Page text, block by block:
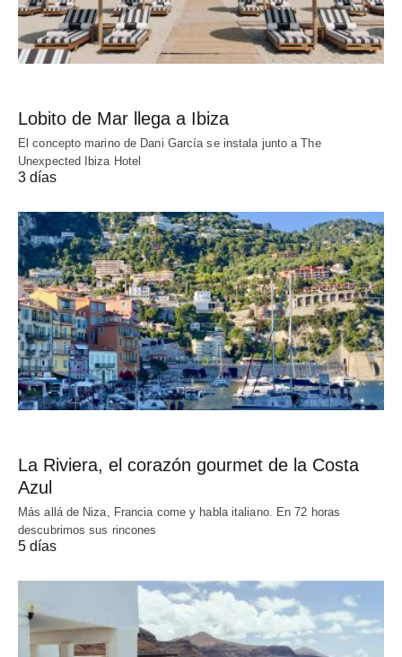
Lobito de Mar llega a Ibiza
El concepto marino de Dani García se instala junto a The
Unexpected Ibiza Hotel
3 días
La Riviera, el corazón gourmet de la Costa
Azul
Más allá de Niza, Francia come y habla italiano. En 72 horas
descubrimos sus rincones
5 días